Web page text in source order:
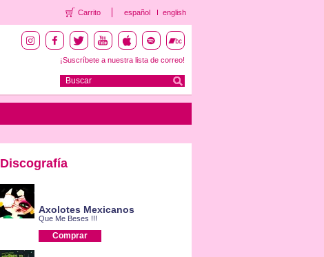
Carrito español english
¡Suscríbete a nuestra lista de correo!
Discografía
Axolotes Mexicanos
Que Me Beses !!!
Comprar